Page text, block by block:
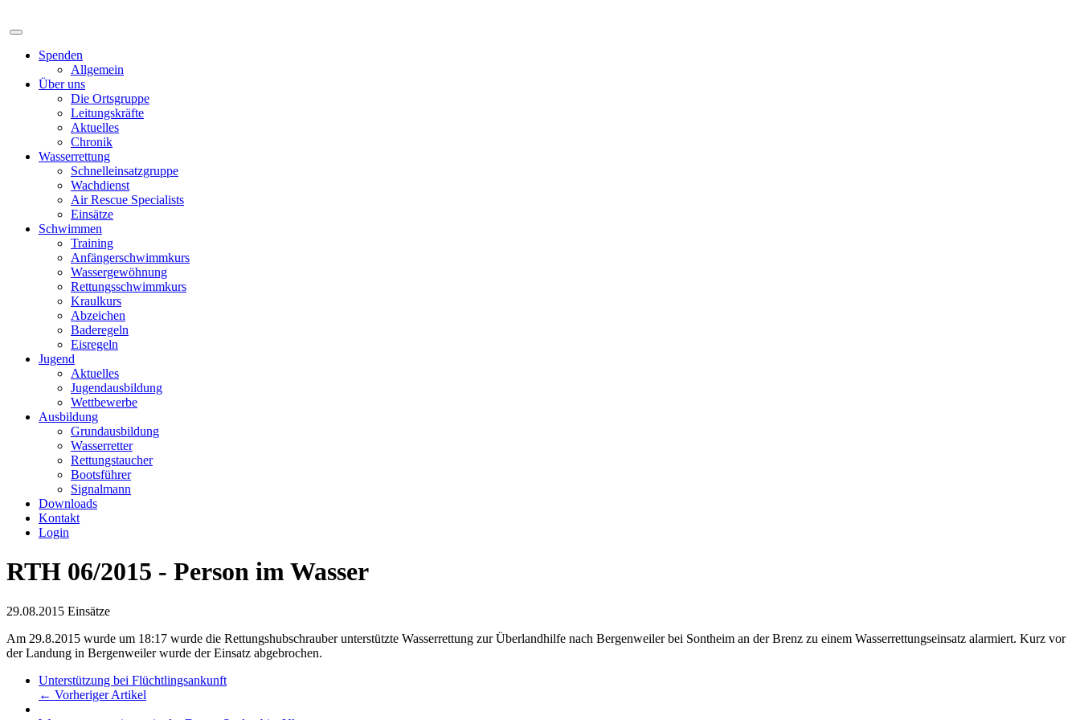
Spenden
Allgemein
Über uns
Die Ortsgruppe
Leitungskräfte
Aktuelles
Chronik
Wasserrettung
Schnelleinsatzgruppe
Wachdienst
Air Rescue Specialists
Einsätze
Schwimmen
Training
Anfängerschwimmkurs
Wassergewöhnung
Rettungsschwimmkurs
Kraulkurs
Abzeichen
Baderegeln
Eisregeln
Jugend
Aktuelles
Jugendausbildung
Wettbewerbe
Ausbildung
Grundausbildung
Wasserretter
Rettungstaucher
Bootsführer
Signalmann
Downloads
Kontakt
Login
RTH 06/2015 - Person im Wasser
29.08.2015 Einsätze
Am 29.8.2015 wurde um 18:17 wurde die Rettungshubschrauber unterstützte Wasserrettung zur Überlandhilfe nach Bergenweiler bei Sontheim an der Brenz zu einem Wasserrettungseinsatz alarmiert. Kurz vor
der Landung in Bergenweiler wurde der Einsatz abgebrochen.
Unterstützung bei Flüchtlingsankunft
← Vorheriger Artikel